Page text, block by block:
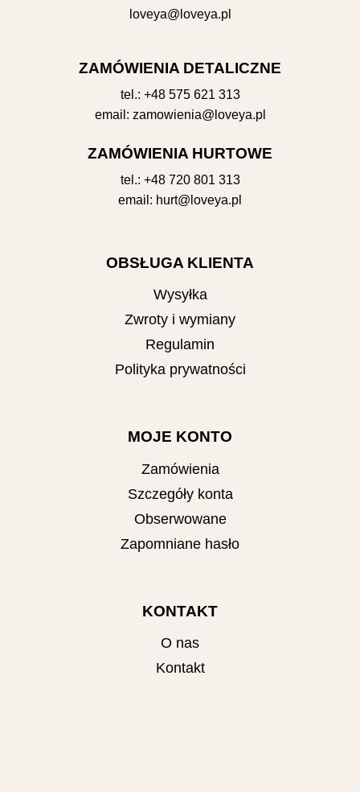
loveya@loveya.pl
ZAMÓWIENIA DETALICZNE
tel.: +48 575 621 313
email: zamowienia@loveya.pl
ZAMÓWIENIA HURTOWE
tel.: +48 720 801 313
email: hurt@loveya.pl
OBSŁUGA KLIENTA
Wysyłka
Zwroty i wymiany
Regulamin
Polityka prywatności
MOJE KONTO
Zamówienia
Szczegóły konta
Obserwowane
Zapomniane hasło
KONTAKT
O nas
Kontakt